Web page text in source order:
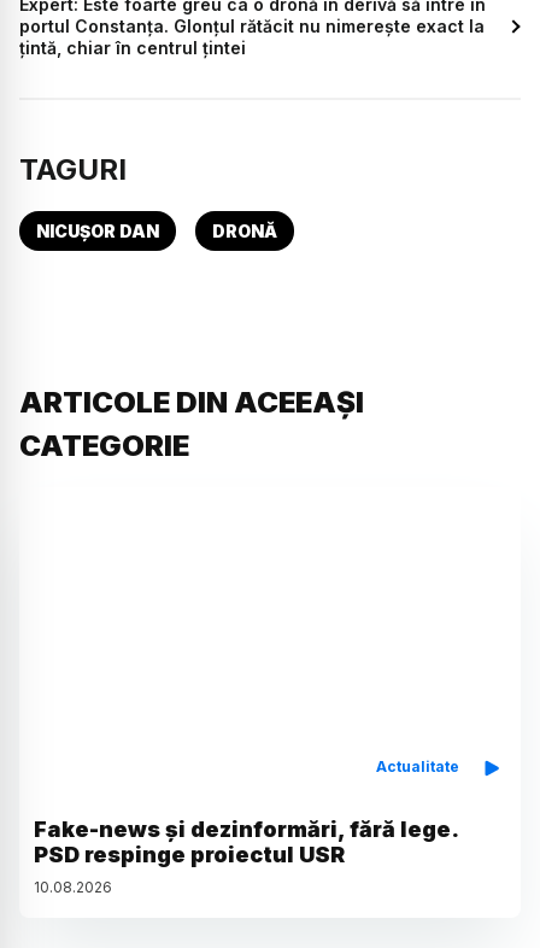
Expert: Este foarte greu ca o dronă în derivă să intre în
portul Constanța. Glonțul rătăcit nu nimerește exact la
țintă, chiar în centrul țintei
TAGURI
NICUȘOR DAN DRONĂ
ARTICOLE DIN ACEEAȘI
CATEGORIE
Actualitate
Fake-news și dezinformări, fără lege.
PSD respinge proiectul USR
10.08.2026